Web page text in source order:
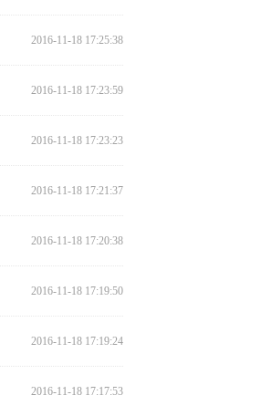
2016-11-18 17:25:38
2016-11-18 17:23:59
2016-11-18 17:23:23
2016-11-18 17:21:37
2016-11-18 17:20:38
2016-11-18 17:19:50
2016-11-18 17:19:24
2016-11-18 17:17:53